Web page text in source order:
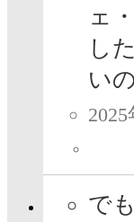
ェ
し
い
で